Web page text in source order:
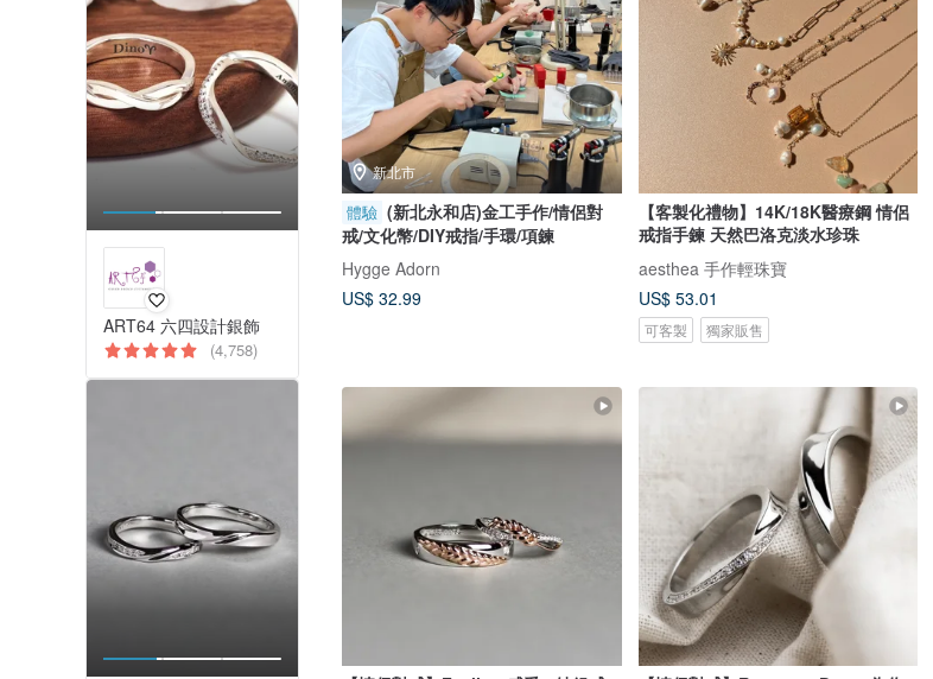
ART64 六四設計銀飾
(4,758)
新北市
體驗 (新北永和店)金工手作/情侶對
戒/文化幣/DIY戒指/手環/項鍊
Hygge Adorn
US$ 32.99
【客製化禮物】14K/18K醫療鋼 情侶
戒指手鍊 天然巴洛克淡水珍珠
aesthea 手作輕珠寶
US$ 53.01
可客製 獨家販售